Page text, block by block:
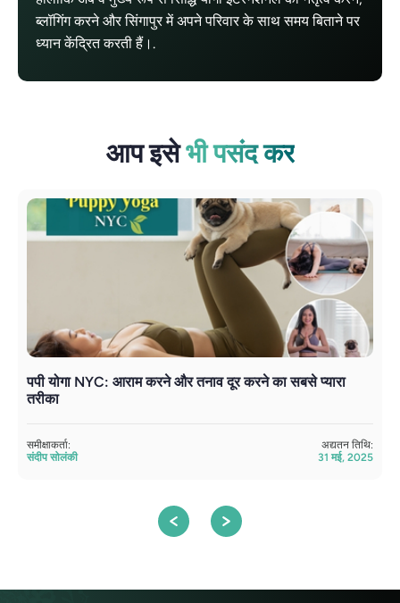
ब्लॉगिंग करने और सिंगापुर में अपने परिवार के साथ समय बिताने पर
ध्यान केंद्रित करती हैं।.
आप इसेभी पसंद कर
पपी योगा NYC: आराम करने और तनाव दूर करने का सबसे प्यारा
तरीका
समीक्षाकर्ता:
संदीप सोलंकी
अद्यतन तिथि:
31 मई, 2025